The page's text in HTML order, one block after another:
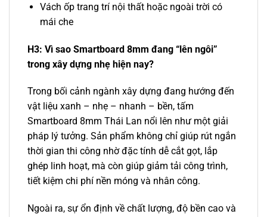
Vách ốp trang trí nội thất hoặc ngoài trời có
mái che
H3: Vì sao Smartboard 8mm đang “lên ngôi”
trong xây dựng nhẹ hiện nay?
Trong bối cảnh ngành xây dựng đang hướng đến
vật liệu xanh – nhẹ – nhanh – bền, tấm
Smartboard 8mm Thái Lan nổi lên như một giải
pháp lý tưởng. Sản phẩm không chỉ giúp rút ngắn
thời gian thi công nhờ đặc tính dễ cắt gọt, lắp
ghép linh hoạt, mà còn giúp giảm tải công trình,
tiết kiệm chi phí nền móng và nhân công.
Ngoài ra, sự ổn định về chất lượng, độ bền cao và